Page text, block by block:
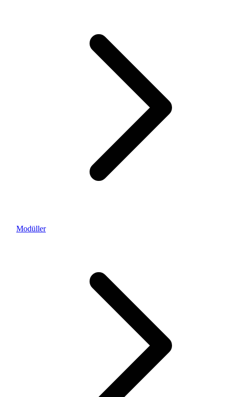
Modüller